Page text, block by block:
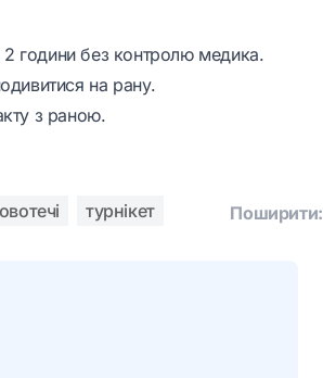
2 години без контролю медика.
на рану.
з раною.
турнікет Поширити: